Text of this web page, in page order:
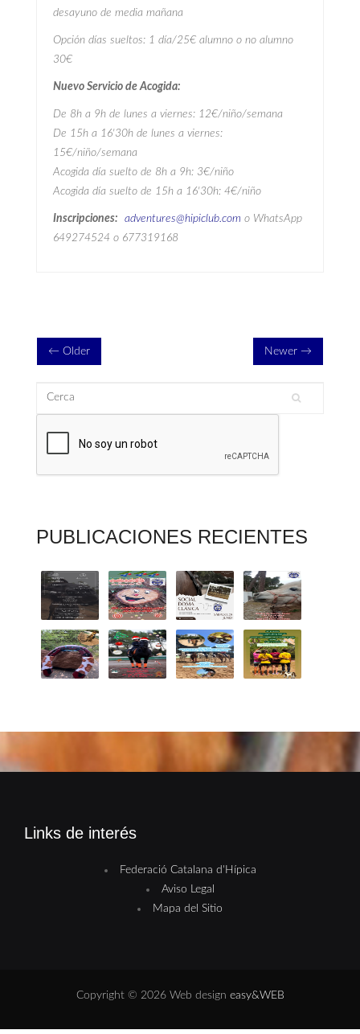
desayuno de media mañana
Opción días sueltos: 1 día/25€ alumno o no alumno
30€
Nuevo Servicio de Acogida:
De 8h a 9h de lunes a viernes: 12€/niño/semana
De 15h a 16'30h de lunes a viernes:
15€/niño/semana
Acogida día suelto de 8h a 9h: 3€/niño
Acogida día suelto de 15h a 16'30h: 4€/niño
Inscripciones: adventures@hipiclub.com o WhatsApp
649274524 o 677319168
← Older Newer →
Cerca
PUBLICACIONES RECIENTES
Links de interés
Federació Catalana d'Hípica
Aviso Legal
Mapa del Sitio
Copyright © 2026 Web design easy&WEB